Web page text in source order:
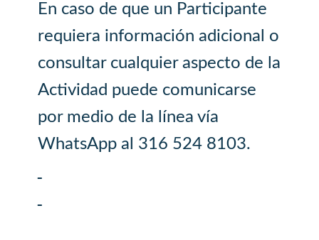
En caso de que un Participante
requiera información adicional o
consultar cualquier aspecto de la
Actividad puede comunicarse
por medio de la línea vía
WhatsApp al 316 524 8103.